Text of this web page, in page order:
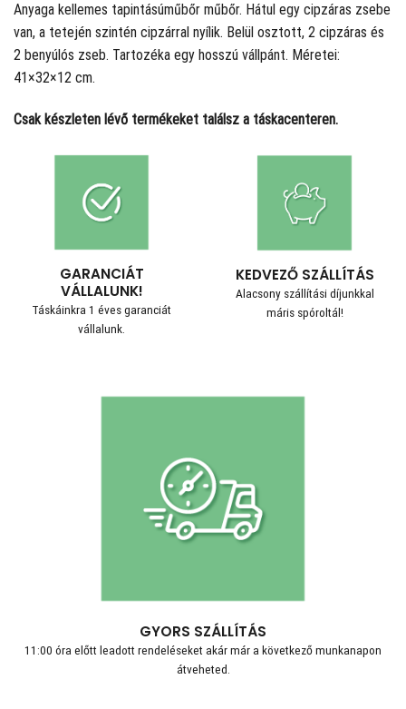
Anyaga kellemes tapintásúműbőr műbőr. Hátul egy cipzáras zsebe
van, a tetején szintén cipzárral nyílik. Belül osztott, 2 cipzáras és
2 benyúlós zseb. Tartozéka egy hosszú vállpánt. Méretei:
41×32×12 cm.
Csak készleten lévő termékeket találsz a táskacenteren.
GARANCIÁT
VÁLLALUNK!
Táskáinkra 1 éves garanciát
vállalunk.
KEDVEZŐ SZÁLLÍTÁS
Alacsony szállítási díjunkkal
máris spóroltál!
GYORS SZÁLLÍTÁS
11:00 óra előtt leadott rendeléseket akár már a következő munkanapon
átveheted.